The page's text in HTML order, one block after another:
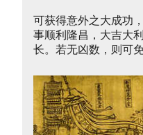
可获得意外之大成功
事顺利隆昌，大吉大
长。若无凶数，则可